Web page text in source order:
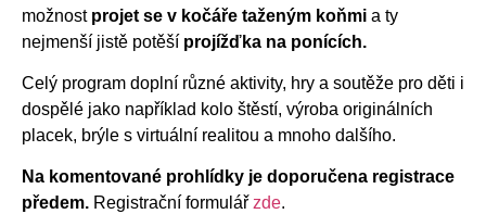
možnost projet se v kočáře taženým koňmi a ty
nejmenší jistě potěší projížďka na ponících.
Celý program doplní různé aktivity, hry a soutěže pro děti i
dospělé jako například kolo štěstí, výroba originálních
placek, brýle s virtuální realitou a mnoho dalšího.
Na komentované prohlídky je doporučena registrace
předem. Registrační formulář zde.